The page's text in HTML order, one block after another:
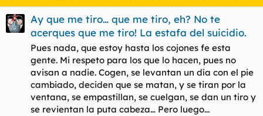
Ay que me tiro… que me tiro, eh? No te
acerques que me tiro! La estafa del suicidio.
Pues nada, que estoy hasta los cojones fe esta
gente. Mi respeto para los que lo hacen, pues no
avisan a nadie. Cogen, se levantan un día con el pie
cambiado, deciden que se matan, y se tiran por la
ventana, se empastillan, se cuelgan, se dan un tiro y
se revientan la puta cabeza… Pero luego...